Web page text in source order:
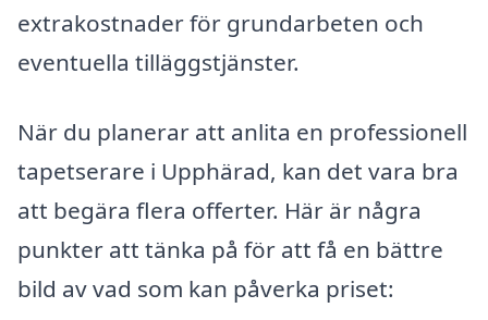
extrakostnader för grundarbeten och
eventuella tilläggstjänster.
När du planerar att anlita en professionell
tapetserare i Upphärad, kan det vara bra
att begära flera offerter. Här är några
punkter att tänka på för att få en bättre
bild av vad som kan påverka priset: